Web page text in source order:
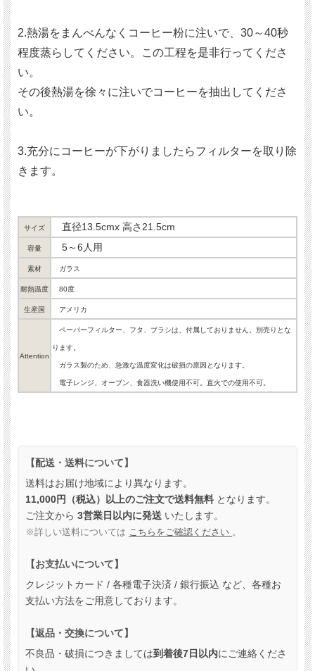
2.熱湯をまんべんなくコーヒー粉に注いで、30～40秒
程度蒸らしてください。この工程を是非行ってくださ
い。
その後熱湯を徐々に注いでコーヒーを抽出してくださ
い。
3.充分にコーヒーが下がりましたらフィルターを取り除
きます。
サイズ 直径13.5cmx 高さ21.5cm
容量 5～6人用
素材 ガラス
耐熱温度 80度
生産国 アメリカ
Attention
ペーパーフィルター、フタ、ブラシは、付属しておりません。別売りとな
ります。
ガラス製のため、急激な温度変化は破損の原因となります。
電子レンジ、オーブン、食器洗い機使用不可。直火での使用不可。
【配送・送料について】
送料はお届け地域により異なります。
11,000円（税込）以上のご注文で送料無料 となります。
ご注文から 3営業日以内に発送 いたします。
※詳しい送料については こちらをご確認ください 。
【お支払いについて】
クレジットカード / 各種電子決済 / 銀行振込 など、各種お
支払い方法をご用意しております。
【返品・交換について】
不良品・破損につきましては到着後7日以内にご連絡くださ